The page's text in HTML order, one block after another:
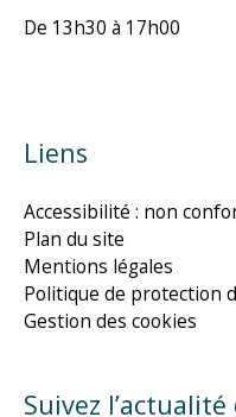
De 13h30 à 17h00
Liens
Accessibilité : non
Plan du site
Mentions légales
Politique de protection
Gestion des cookies
Suivez